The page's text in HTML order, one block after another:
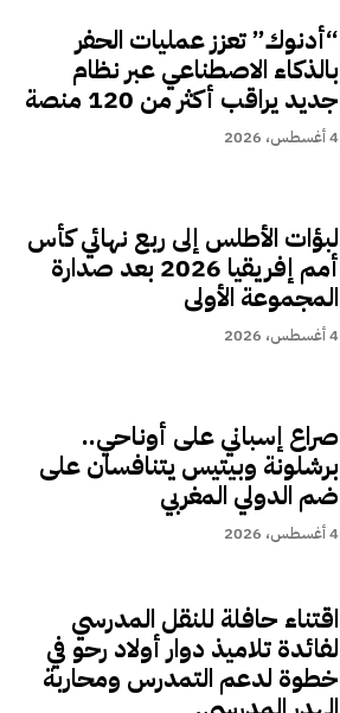
“أدنوك” تعزز عمليات الحفر
بالذكاء الاصطناعي عبر نظام
جديد يراقب أكثر من 120 منصة
4 أغسطس، 2026
لبؤات الأطلس إلى ربع نهائي كأس
أمم إفريقيا 2026 بعد صدارة
المجموعة الأولى
4 أغسطس، 2026
صراع إسباني على أوناحي..
برشلونة وبيتيس يتنافسان على
ضم الدولي المغربي
4 أغسطس، 2026
اقتناء حافلة للنقل المدرسي
لفائدة تلاميذ دوار أولاد رحو في
خطوة لدعم التمدرس ومحاربة